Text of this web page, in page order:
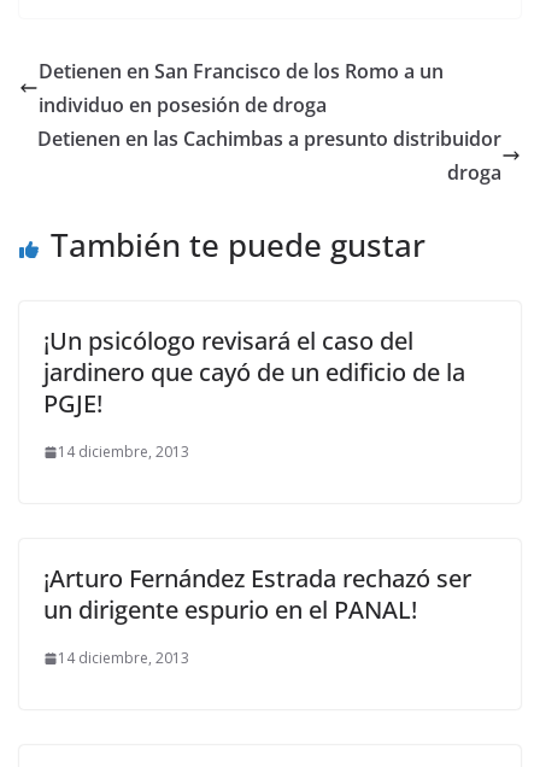
Detienen en San Francisco de los Romo a un
individuo en posesión de droga
Detienen en las Cachimbas a presunto distribuidor
droga
También te puede gustar
¡Un psicólogo revisará el caso del
jardinero que cayó de un edificio de la
PGJE!
14 diciembre, 2013
¡Arturo Fernández Estrada rechazó ser
un dirigente espurio en el PANAL!
14 diciembre, 2013